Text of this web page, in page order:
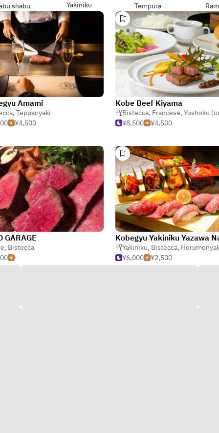
shabu Yakiniku Tempura
Amami
, Teppanyaki
¥4,500
Kobe Beef Kiyama
Bistecca, Francese, Yoshoku (occidentale
¥8,500
¥4,500
GARAGE
, Bistecca
-
Yakiniku, Bistecca, Horumonyaki
¥6,000
¥2,500